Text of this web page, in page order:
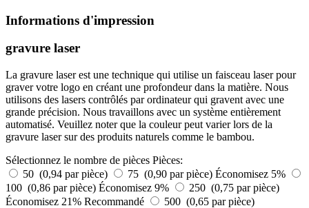
Informations d'impression
gravure laser
La gravure laser est une technique qui utilise un faisceau laser pour
graver votre logo en créant une profondeur dans la matière. Nous
utilisons des lasers contrôlés par ordinateur qui gravent avec une
grande précision. Nous travaillons avec un système entièrement
automatisé. Veuillez noter que la couleur peut varier lors de la
gravure laser sur des produits naturels comme le bambou.
Sélectionnez le nombre de pièces Pièces:
50 (0,94 par pièce)
75 (0,90 par pièce) Économisez 5%
100 (0,86 par pièce) Économisez 9%
250 (0,75 par pièce)
Économisez 21% Recommandé
500 (0,65 par pièce)